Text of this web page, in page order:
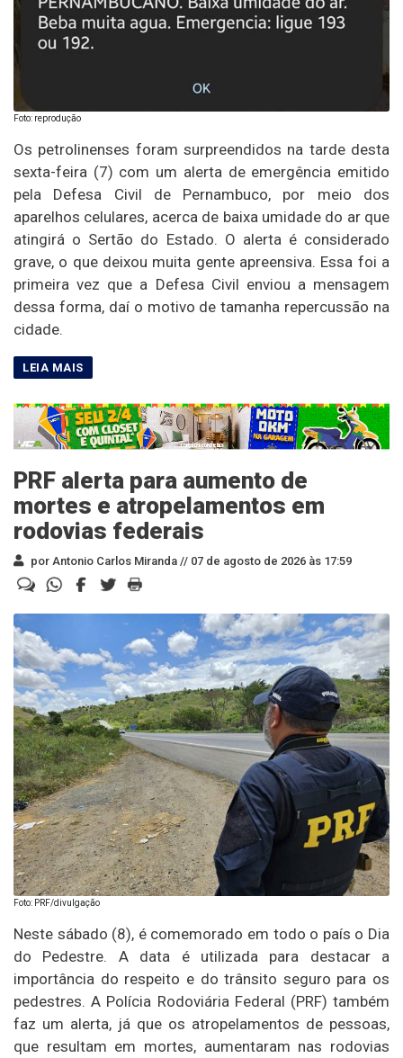
Foto: reprodução
Os petrolinenses foram surpreendidos na tarde desta
sexta-feira (7) com um alerta de emergência emitido
pela Defesa Civil de Pernambuco, por meio dos
aparelhos celulares, acerca de baixa umidade do ar que
atingirá o Sertão do Estado. O alerta é considerado
grave, o que deixou muita gente apreensiva. Essa foi a
primeira vez que a Defesa Civil enviou a mensagem
dessa forma, daí o motivo de tamanha repercussão na
cidade.
PRF alerta para aumento de
mortes e atropelamentos em
rodovias federais
por Antonio Carlos Miranda // 07 de agosto de 2026 às 17:59
Foto: PRF/divulgação
Neste sábado (8), é comemorado em todo o país o Dia
do Pedestre. A data é utilizada para destacar a
importância do respeito e do trânsito seguro para os
pedestres. A Polícia Rodoviária Federal (PRF) também
faz um alerta, já que os atropelamentos de pessoas,
que resultam em mortes, aumentaram nas rodovias